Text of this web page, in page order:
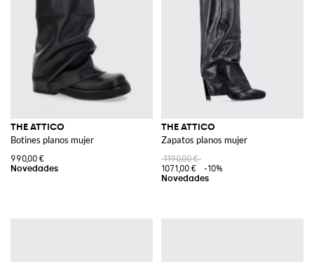
THE ATTICO
Botines planos mujer
990,00 €
THE ATTICO
Zapatos planos mujer
1190,00 €
1071,00 €
-10%